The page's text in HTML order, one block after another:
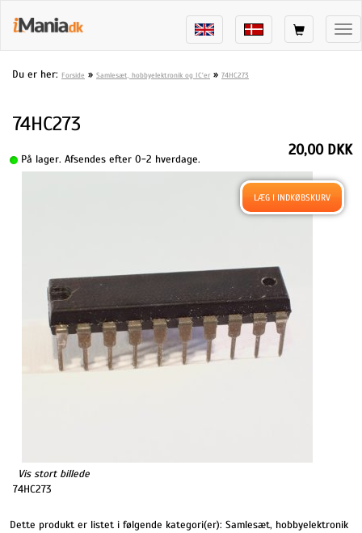
Du er her: Forside » Samlesæt, hobbyelektronik og IC'er » 74HC273
74HC273
På lager. Afsendes efter 0-2 hverdage.
Vis stort billede
20,00 DKK
74HC273
Dette produkt er listet i følgende kategori(er): Samlesæt, hobbyelektronik